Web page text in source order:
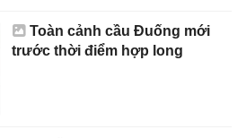
Toàn cảnh cầu Đuống mới
trước thời điểm hợp long